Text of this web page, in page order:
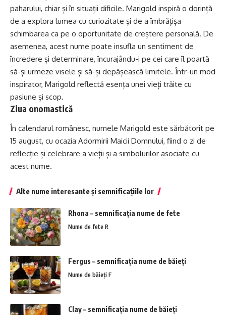
paharului, chiar și în situații dificile. Marigold inspiră o dorință
de a explora lumea cu curiozitate și de a îmbrățișa
schimbarea ca pe o oportunitate de creștere personală. De
asemenea, acest nume poate insufla un sentiment de
încredere și determinare, încurajându-i pe cei care îl poartă
să-și urmeze visele și să-și depășească limitele. Într-un mod
inspirator, Marigold reflectă esența unei vieți trăite cu
pasiune și scop.
Ziua onomastică
În calendarul românesc, numele Marigold este sărbătorit pe
15 august, cu ocazia Adormirii Maicii Domnului, fiind o zi de
reflecție și celebrare a vieții și a simbolurilor asociate cu
acest nume.
Alte nume interesante și semnificațiile lor
Rhona – semnificația nume de fete
Nume de fete R
Fergus – semnificația nume de băieți
Nume de băieți F
Clay – semnificația nume de băieți